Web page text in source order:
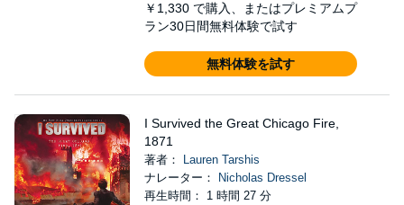
￥1,330 で購入、またはプレミアムプ
ラン30日間無料体験で試す
無料体験を試す
I Survived the Great Chicago Fire,
1871
著者：
Lauren Tarshis
ナレーター：
Nicholas Dressel
再生時間： 1 時間 27 分